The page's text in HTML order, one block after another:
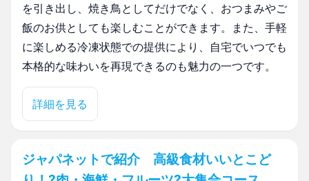
を引き出し、焼き鳥としてだけでなく、おつまみやご
飯のお供としても楽しむことができます。また、手軽
に楽しめる冷凍状態での提供により、自宅でいつでも
本格的な味わいを再現できるのも魅力の一つです。
詳細を見る
ジャパネットで紹介 高級食材いいとこど